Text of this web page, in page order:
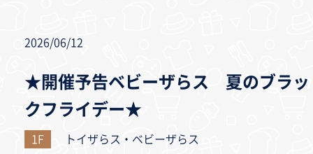
2026/06/12
★開催予告ベビーザらス 夏のブラッ
クフライデー★
1F トイザらス・ベビーザらス